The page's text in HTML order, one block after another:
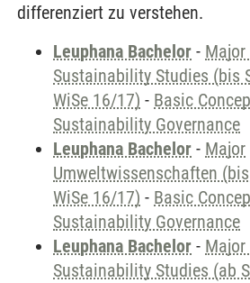
differenziert zu verstehen.
Leuphana Bachelor -
Sustainability Studies (bis
WiSe 16/17) - Basic
Sustainability Governance
Leuphana Bachelor - Major
Umweltwissenschaften
WiSe 16/17) - Basic
Sustainability Governance
Leuphana Bachelor -
Sustainability Studies (ab